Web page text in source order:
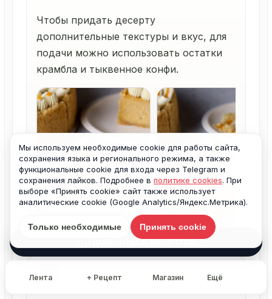
Чтобы придать десерту
дополнительные текстуры и вкус, для
подачи можно использовать остатки
крамбла и тыквенное конфи.
18
Поделиться рецептом
Лента + Рецепт Магазин Ещё
Мы используем необходимые cookie для работы сайта,
сохранения языка и регионального режима, а также
функциональные cookie для входа через Telegram и
сохранения лайков. Подробнее в политике cookies. При
выборе «Принять cookie» сайт также использует
аналитические cookie (Google Analytics/Яндекс.Метрика).
Только необходимые Принять cookie